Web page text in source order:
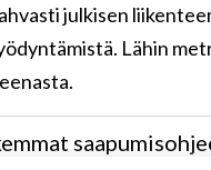
julkisen
Lähin